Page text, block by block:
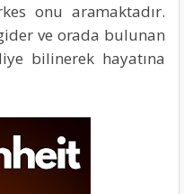
onu aramaktadır.
ve orada bulunan
bilinerek hayatına